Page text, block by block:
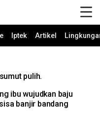
Iptek Artikel
pulih.
ibu wujudkan baju
banjir bandang